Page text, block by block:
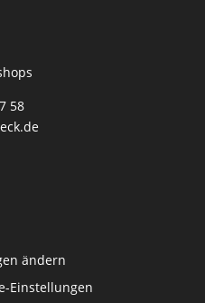
58
ändern
Einstellungen